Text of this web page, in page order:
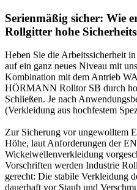
Serienmäßig sicher: Wie
Rollgitter hohe
Heben Sie die Arbeitssicherheit
auf ein ganz neues Niveau mit
Kombination mit dem Antrieb
HÖRMANN Rolltor SB durch
Schließen. Je nach
(Verkleidung aus hochfestem
Zur Sicherung vor ungewolltem
Höhe, laut Anforderungen der
Wickelwellenverkleidung
Vorschriften werden Industrie
gerecht: Die stabile Verkleidung
dauerhaft vor Staub und